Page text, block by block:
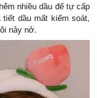
nhiều dầu để tự cấp
dầu mất kiểm soát,
nảy nở.